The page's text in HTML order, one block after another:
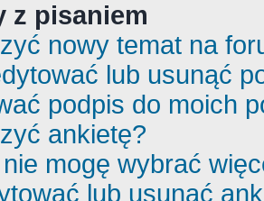
z pisaniem
nowy temat na
lub usunąć
podpis do moich
ankietę?
mogę wybrać
lub usunąć